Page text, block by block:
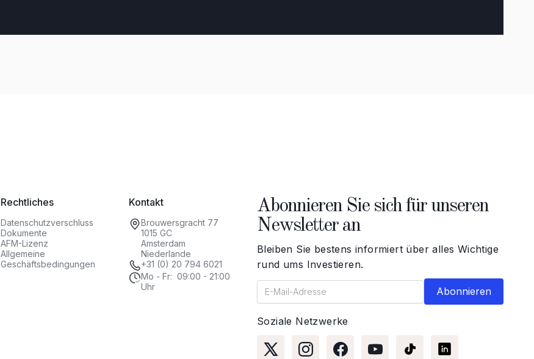
Rechtliches
Datenschutzverschluss
Dokumente
AFM-Lizenz
Allgemeine
Geschäftsbedingungen
Kontakt
Brouwersgracht 77
1015 GC
Amsterdam
Niederlande
+31 (0) 20 794 6021
Mo - Fr: 09:00 - 21:00
Uhr
Abonnieren Sie sich für unseren
Newsletter an
Bleiben Sie bestens informiert über alles Wichtige
rund ums Investieren.
Soziale Netzwerke